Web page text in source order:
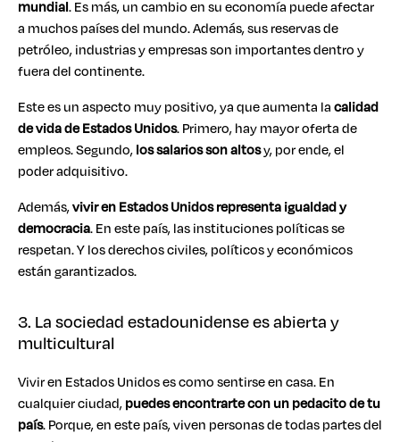
mundial. Es más, un cambio en su economía puede afectar
a muchos países del mundo. Además, sus reservas de
petróleo, industrias y empresas son importantes dentro y
fuera del continente.
Este es un aspecto muy positivo, ya que aumenta lacalidad
de vida de Estados Unidos. Primero, hay mayor oferta de
empleos. Segundo,los salarios son altosy, por ende, el
poder adquisitivo.
Además,vivir en Estados Unidos representa igualdad y
democracia. En este país, las instituciones políticas se
respetan. Y los derechos civiles, políticos y económicos
están garantizados.
3. La sociedad estadounidense es abierta y
multicultural
Vivir en Estados Unidos es como sentirse en casa. En
cualquier ciudad,puedes encontrarte con un pedacito de tu
país. Porque, en este país, viven personas de todas partes del